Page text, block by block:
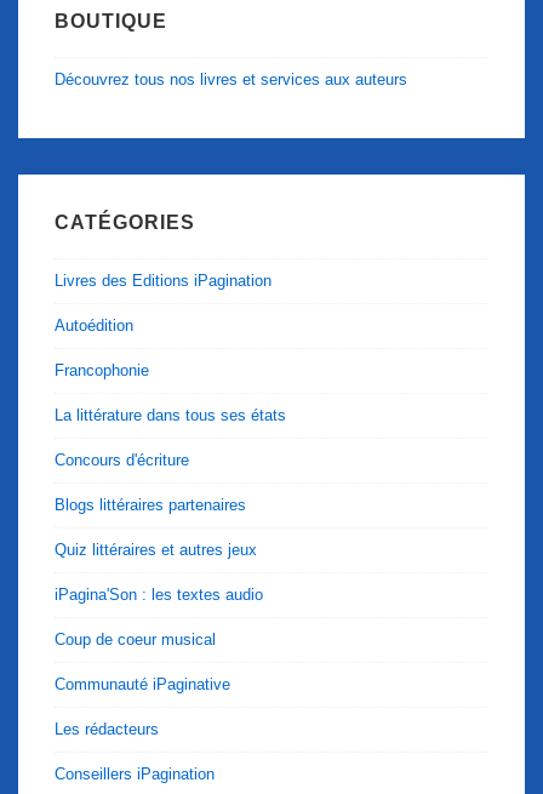
BOUTIQUE
Découvrez tous nos livres et services aux auteurs
CATÉGORIES
Livres des Editions iPagination
Autoédition
Francophonie
La littérature dans tous ses états
Concours d'écriture
Blogs littéraires partenaires
Quiz littéraires et autres jeux
iPagina'Son : les textes audio
Coup de coeur musical
Communauté iPaginative
Les rédacteurs
Conseillers iPagination